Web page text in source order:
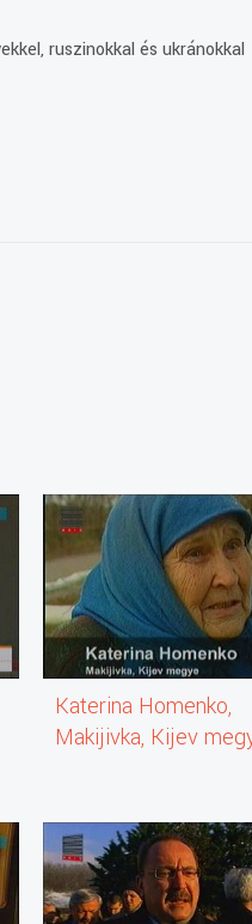
ruszinokkal és ukránokkal
Katerina Homenko,
Makijivka, Kijev